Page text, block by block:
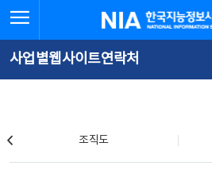
문
로
가
체
뉴
바
가
한국지능정보사회진흥원
사업별웹사이트연락처
조직도